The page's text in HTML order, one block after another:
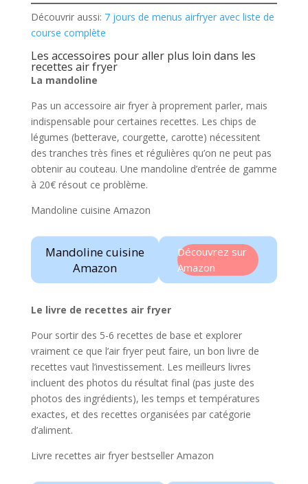
Découvrir aussi: 7 jours de menus airfryer avec liste de
course complète
Les accessoires pour aller plus loin dans les
recettes air fryer
La mandoline
Pas un accessoire air fryer à proprement parler, mais
indispensable pour certaines recettes. Les chips de
légumes (betterave, courgette, carotte) nécessitent
des tranches très fines et régulières qu’on ne peut pas
obtenir au couteau. Une mandoline d’entrée de gamme
à 20€ résout ce problème.
Mandoline cuisine Amazon
Mandoline cuisine
Amazon
Découvrez sur
Amazon
Le livre de recettes air fryer
Pour sortir des 5-6 recettes de base et explorer
vraiment ce que l’air fryer peut faire, un bon livre de
recettes vaut l’investissement. Les meilleurs livres
incluent des photos du résultat final (pas juste des
photos des ingrédients), les temps et températures
exactes, et des recettes organisées par catégorie
d’aliment.
Livre recettes air fryer bestseller Amazon